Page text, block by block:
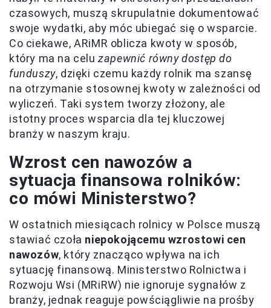
czasowych, muszą skrupulatnie dokumentować
swoje wydatki, aby móc ubiegać się o wsparcie.
Co ciekawe, ARiMR oblicza kwoty w sposób,
który ma na celuzapewnić równy dostęp do
funduszy, dzięki czemu każdy rolnik ma szansę
na otrzymanie stosownej kwoty w zależności od
wyliczeń. Taki system tworzy złożony, ale
istotny proces wsparcia dla tej kluczowej
branży w naszym kraju.
Wzrost cen nawozów a
sytuacja finansowa rolników:
co mówi Ministerstwo?
W ostatnich miesiącach rolnicy w Polsce muszą
stawiać czoła niepokojącemu wzrostowi cen
nawozów, który znacząco wpływa na ich
sytuację finansową. Ministerstwo Rolnictwa i
Rozwoju Wsi (MRiRW) nie ignoruje sygnałów z
branży, jednak reaguje powściągliwie na prośby